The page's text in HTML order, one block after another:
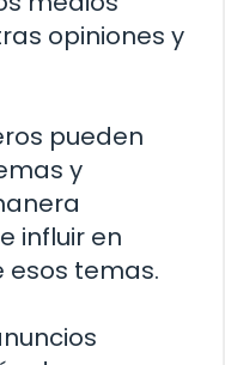
opiniones y
pueden
y
influir en
esos temas.